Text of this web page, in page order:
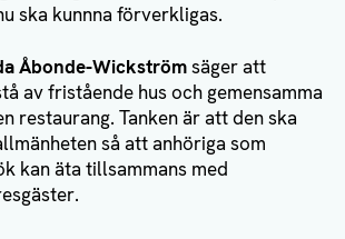
ska kunnna förverkligas.
Åbonde-Wickströmsäger att
av fristående hus och gemensamma
restaurang. Tanken är att den ska
så att anhöriga som
kan äta tillsammans med